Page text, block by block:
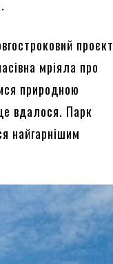
проєкт
мріяла про
природною
вдалося. Парк
найгарнішим